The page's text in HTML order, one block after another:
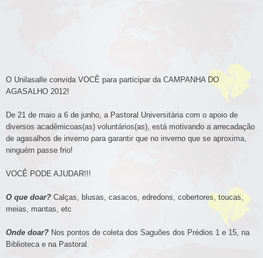
O Unilasalle convida VOCÊ para participar da CAMPANHA DO
AGASALHO 2012!
De 21 de maio a 6 de junho, a Pastoral Universitária com o apoio de
diversos acadêmicoas(as) voluntários(as), está motivando a arrecadação
de agasalhos de inverno para garantir que no inverno que se aproxima,
ninguém passe frio!
VOCÊ PODE AJUDAR!!!
O que doar? Calças, blusas, casacos, edredons, cobertores, toucas,
meias, mantas, etc
Onde doar? Nos pontos de coleta dos Saguões dos Prédios 1 e 15, na
Biblioteca e na Pastoral.